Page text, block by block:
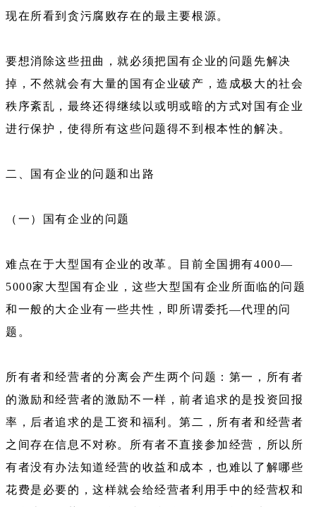
现在所看到贪污腐败存在的最主要根源。
要想消除这些扭曲，就必须把国有企业的问题先解决
掉，不然就会有大量的国有企业破产，造成极大的社会
秩序紊乱，最终还得继续以或明或暗的方式对国有企业
进行保护，使得所有这些问题得不到根本性的解决。
二、国有企业的问题和出路
（一）国有企业的问题
难点在于大型国有企业的改革。目前全国拥有4000—
5000家大型国有企业，这些大型国有企业所面临的问题
和一般的大企业有一些共性，即所谓委托—代理的问
题。
所有者和经营者的分离会产生两个问题：第一，所有者
的激励和经营者的激励不一样，前者追求的是投资回报
率，后者追求的是工资和福利。第二，所有者和经营者
之间存在信息不对称。所有者不直接参加经营，所以所
有者没有办法知道经营的收益和成本，也难以了解哪些
花费是必要的，这样就会给经营者利用手中的经营权和